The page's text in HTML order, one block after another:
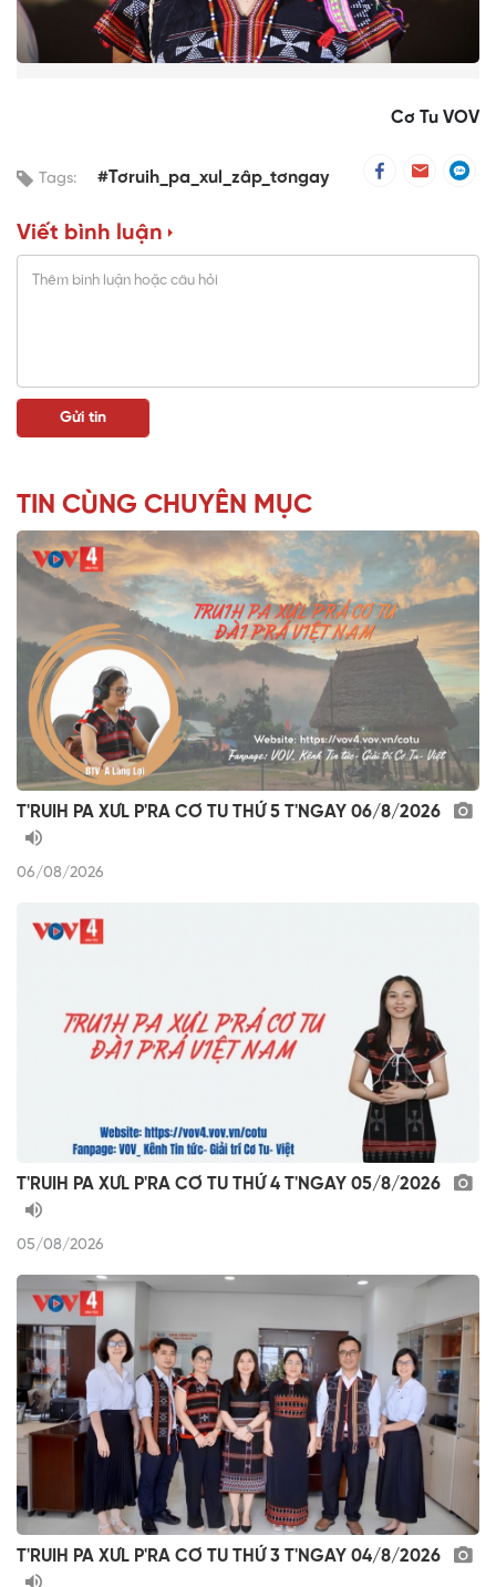
Cơ Tu VOV
Tags: #Tơruih_pa_xul_zâp_tơngay
Viết bình luận
TIN CÙNG CHUYÊN MỤC
T'RUIH PA XƯL P'RA CƠ TU THỨ 5 T'NGAY 06/8/2026
06/08/2026
T'RUIH PA XƯL P'RA CƠ TU THỨ 4 T'NGAY 05/8/2026
05/08/2026
T'RUIH PA XƯL P'RA CƠ TU THỨ 3 T'NGAY 04/8/2026